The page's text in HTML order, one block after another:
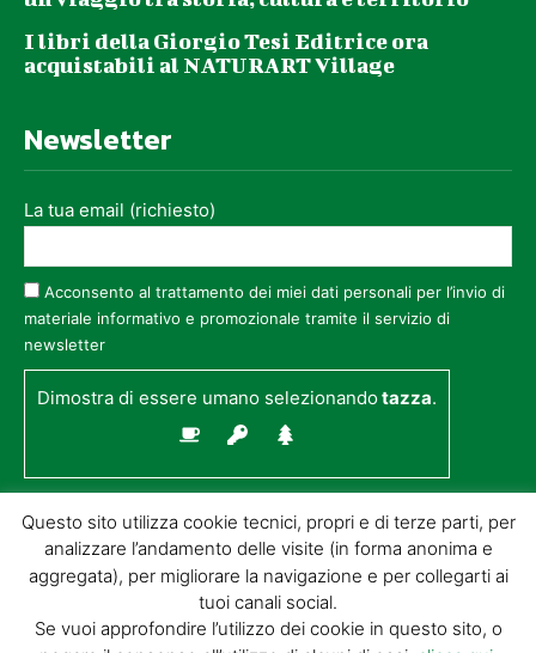
I libri della Giorgio Tesi Editrice ora
acquistabili al NATURART Village
Newsletter
La tua email (richiesto)
Acconsento al trattamento dei miei dati personali per l’invio di
materiale informativo e promozionale tramite il servizio di
newsletter
Dimostra di essere umano selezionandotazza.
Questo sito utilizza cookie tecnici, propri e di terze parti, per
analizzare l’andamento delle visite (in forma anonima e
aggregata), per migliorare la navigazione e per collegarti ai
tuoi canali social.
Se vuoi approfondire l’utilizzo dei cookie in questo sito, o